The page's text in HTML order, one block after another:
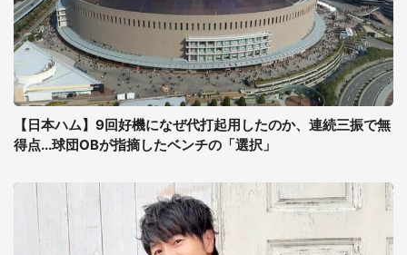
【日本ハム】9回好機になぜ代打起用したのか、連続三振で無
得点...球団OBが指摘したベンチの「選択」